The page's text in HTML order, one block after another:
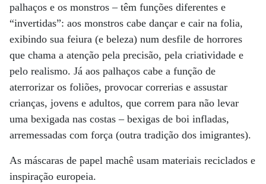
palhaços e os monstros – têm funções diferentes e
“invertidas”: aos monstros cabe dançar e cair na folia,
exibindo sua feiura (e beleza) num desfile de horrores
que chama a atenção pela precisão, pela criatividade e
pelo realismo. Já aos palhaços cabe a função de
aterrorizar os foliões, provocar correrias e assustar
crianças, jovens e adultos, que correm para não levar
uma bexigada nas costas – bexigas de boi infladas,
arremessadas com força (outra tradição dos imigrantes).
As máscaras de papel machê usam materiais reciclados e
inspiração europeia.